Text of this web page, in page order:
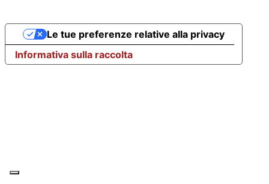
Informativa sulla raccolta
Le tue preferenze relative alla privacy